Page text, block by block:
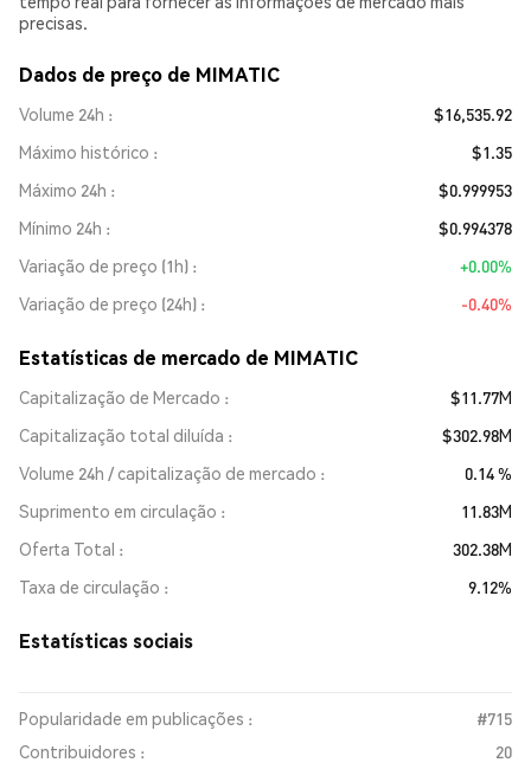
precisas.
Dados de preço de MIMATIC
Volume 24h
$16,535.92
Máximo histórico
$1.35
Máximo 24h
$0.999953
Mínimo 24h
$0.994378
Variação de preço (1h)
+0.00%
Variação de preço (24h)
-0.40%
Estatísticas de mercado de MIMATIC
Capitalização de Mercado
$11.77M
Capitalização total diluída
$302.98M
Volume 24h / capitalização de mercado
0.14 %
Suprimento em circulação
11.83M
Oferta Total
302.38M
Taxa de circulação
9.12%
Estatísticas sociais
Popularidade em publicações :
#715
Contribuidores :
20